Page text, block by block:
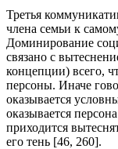
Третья
члена семьи к
Доминирование
связано с
концепции) всего,
персоны. Иначе
оказывается
оказывается
приходится
его тень [46, 260].